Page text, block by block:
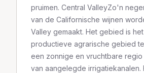
pruimen. Central ValleyZo'n
van de Californische wijnen
Valley gemaakt. Het gebied is
productieve agrarische gebied
een zonnige en vruchtbare
van aangelegde irrigatiekanalen.